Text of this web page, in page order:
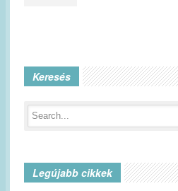
Keresés
Legújabb cikkek